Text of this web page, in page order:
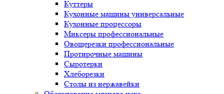
Куттеры
Кухонные машины универсальные
Кухонные процессоры
Миксеры профессиональные
Овощерезки профессиональные
Протирочные машины
Сыротерки
Хлеборезки
Столы из нержавейки